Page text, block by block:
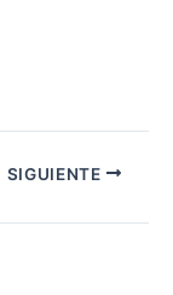
SIGUIENTE